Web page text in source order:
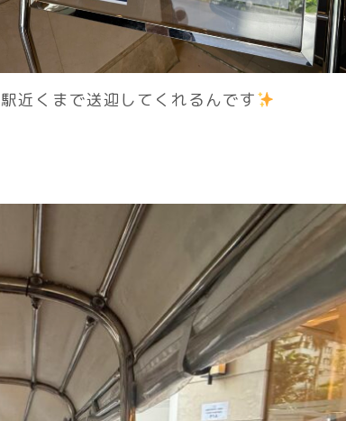
近くまで送迎してくれるんです